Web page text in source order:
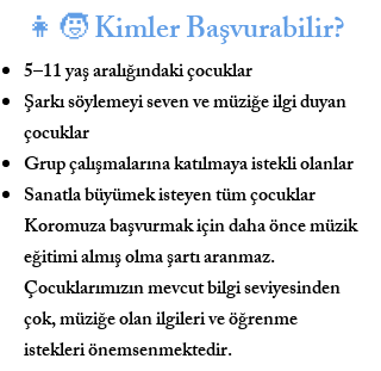
👧 🧒 Kimler Başvurabilir?
5–11 yaş aralığındaki çocuklar
Şarkı söylemeyi seven ve müziğe ilgi duyan
çocuklar
Grup çalışmalarına katılmaya istekli olanlar
Sanatla büyümek isteyen tüm çocuklar
Koromuza başvurmak için daha önce müzik
eğitimi almış olma şartı aranmaz.
Çocuklarımızın mevcut bilgi seviyesinden
çok, müziğe olan ilgileri ve öğrenme
istekleri önemsenmektedir.